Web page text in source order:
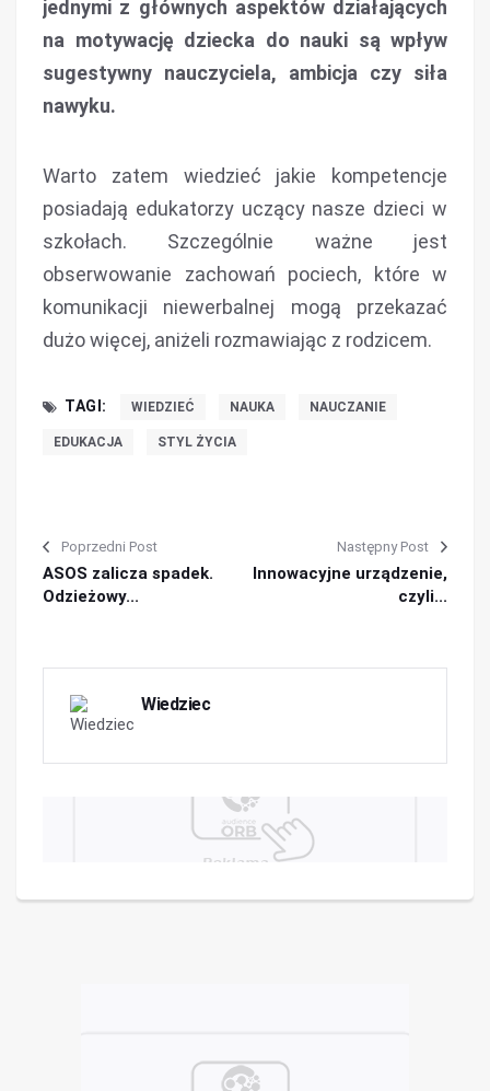
jednymi z głównych aspektów działających
na motywację dziecka do nauki są wpływ
sugestywny nauczyciela, ambicja czy siła
nawyku.
Warto zatem wiedzieć jakie kompetencje
posiadają edukatorzy uczący nasze dzieci w
szkołach. Szczególnie ważne jest
obserwowanie zachowań pociech, które w
komunikacji niewerbalnej mogą przekazać
dużo więcej, aniżeli rozmawiając z rodzicem.
TAGI: WIEDZIEĆ NAUKA NAUCZANIE
EDUKACJA STYL ŻYCIA
Poprzedni Post
ASOS zalicza spadek.
Odzieżowy...
Następny Post
Innowacyjne urządzenie,
czyli...
Wiedziec